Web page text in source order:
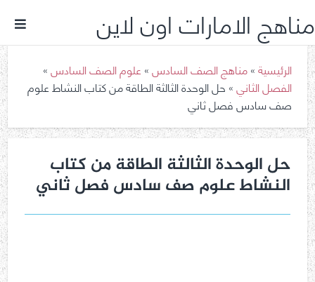
مناهج الامارات اون لاين
الرئيسية»مناهج الصف السادس»علوم الصف السادس»
الفصل الثاني»حل الوحدة الثالثة الطاقة من كتاب النشاط علوم
صف سادس فصل ثاني
حل الوحدة الثالثة الطاقة من كتاب
النشاط علوم صف سادس فصل ثاني